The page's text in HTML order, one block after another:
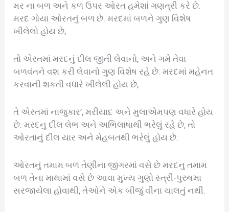
મર ના બળ અને કળ ઉપર ઓરત હમેશાં ગણત્રી કરે છે.
મરદ ગોયા ઓરતનું બળ છે. મરદમાં બળને ગુણ વિશેષ
ખીલેલો હોય છે,
તો એરતમાં મરદનું દીલ જીતી લેવાનો, અને ગમે તેવા
બળવંતને વશ કરી લેવાનો ગુણ વિશેષ રહે છે. મરદમાં મહેનત
કરવાની શકતી વધારે ખીલેલી હોય છે,
તે એરતમાં નાજુકાર’, મરીયાદ અને મુલાએમપણ વધારે હોય
છે. મરદનુ દીલ લેભ અને અભિલાષાથી ભરેલું રહે છે, તો
ઓરતાનું દીલ યાર અને મેહબતથી ભરેલું હોય છે.
ઓરતનું તમામ બળ તેણીના જીગરમાં વસે છે મરદનુ તમામ
બળ તેના માથામાં વસે છે આવા મુખ્ય ગુણો સ્ત્રી-પુરુષમા
સરજાયેલા હોવાથી, તેઓને એક બીજું વીના ચાલતું નથી.